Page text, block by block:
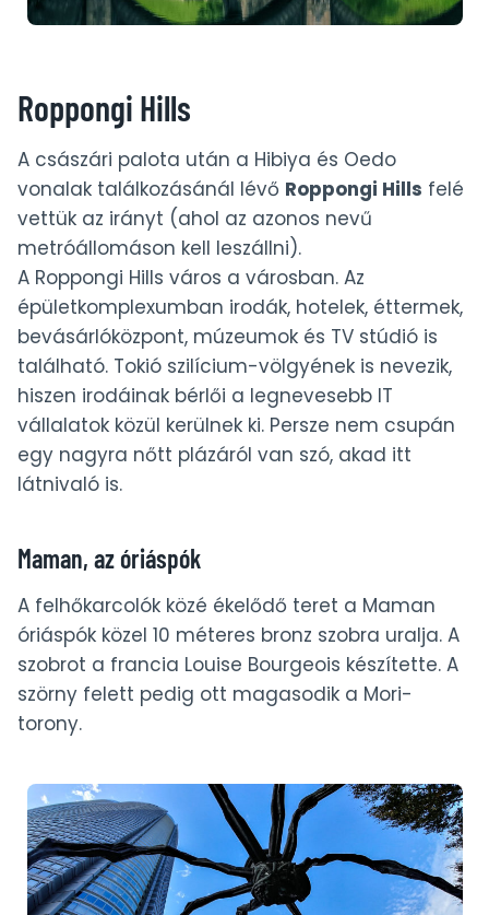
Roppongi Hills
A császári palota után a Hibiya és Oedo
vonalak találkozásánál lévő Roppongi Hills felé
vettük az irányt (ahol az azonos nevű
metróállomáson kell leszállni).
A Roppongi Hills város a városban. Az
épületkomplexumban irodák, hotelek, éttermek,
bevásárlóközpont, múzeumok és TV stúdió is
található. Tokió szilícium-völgyének is nevezik,
hiszen irodáinak bérlői a legnevesebb IT
vállalatok közül kerülnek ki. Persze nem csupán
egy nagyra nőtt plázáról van szó, akad itt
látnivaló is.
Maman, az óriáspók
A felhőkarcolók közé ékelődő teret a Maman
óriáspók közel 10 méteres bronz szobra uralja. A
szobrot a francia Louise Bourgeois készítette. A
szörny felett pedig ott magasodik a Mori-
torony.